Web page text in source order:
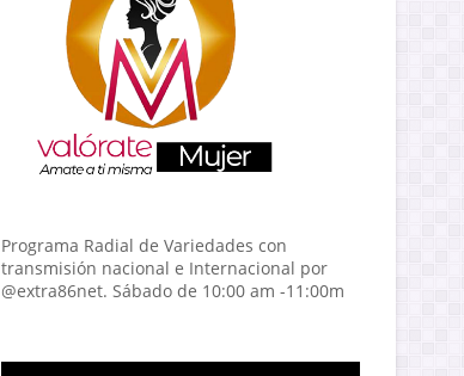
Programa Radial de Variedades con
transmisión nacional e Internacional por
@extra86net. Sábado de 10:00 am -11:00m